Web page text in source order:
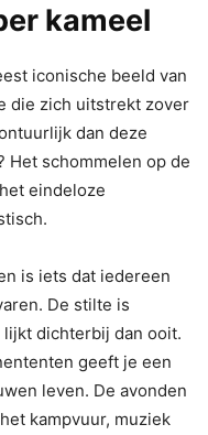
kameel
iconische beeld van
die zich uitstrekt zover
dan deze
Het schommelen op de
eindeloze
is iets dat iedereen
De stilte is
dichterbij dan ooit.
geeft je een
leven. De avonden
kampvuur, muziek